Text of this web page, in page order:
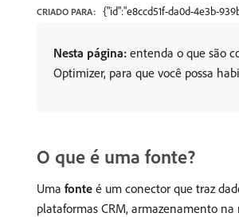
CRIADO PARA: {"id":"e8ccd51f-da0d-4e3b-
Nesta página: entenda o que são
Optimizer, para que você possa
O que é uma fonte?
Uma fonte é um conector que traz
plataformas CRM, armazenamento